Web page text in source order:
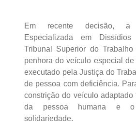
Em recente decisão, a
Especializada em
Tribunal Superior do
penhora do veículo especial de
executado pela Justiça do
de pessoa com deficiência.
constrição do veículo
da pessoa humana e
solidariedade.